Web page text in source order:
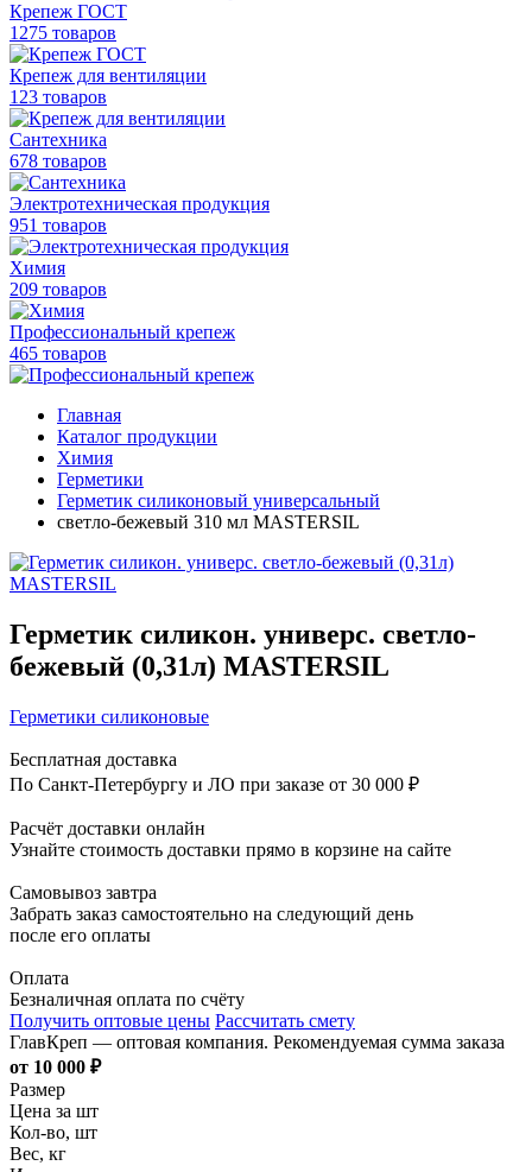
Крепеж ГОСТ
1275 товаров
Крепеж для вентиляции
123 товаров
Сантехника
678 товаров
Электротехническая продукция
951 товаров
Химия
209 товаров
Профессиональный крепеж
465 товаров
Главная
Каталог продукции
Химия
Герметики
Герметик силиконовый универсальный
светло-бежевый 310 мл MASTERSIL
Герметик силикон. универс. светло-
бежевый (0,31л) MASTERSIL
Герметики силиконовые
Бесплатная доставка
По Санкт-Петербургу и ЛО при заказе от 30 000 ₽
Расчёт доставки онлайн
Узнайте стоимость доставки прямо в корзине на сайте
Самовывоз завтра
Забрать заказ самостоятельно на следующий день
после его оплаты
Оплата
Безналичная оплата по счёту
Получить оптовые цены Рассчитать смету
ГлавКреп — оптовая компания. Рекомендуемая сумма заказа
от 10 000 ₽
Размер
Цена за шт
Кол-во, шт
Вес, кг